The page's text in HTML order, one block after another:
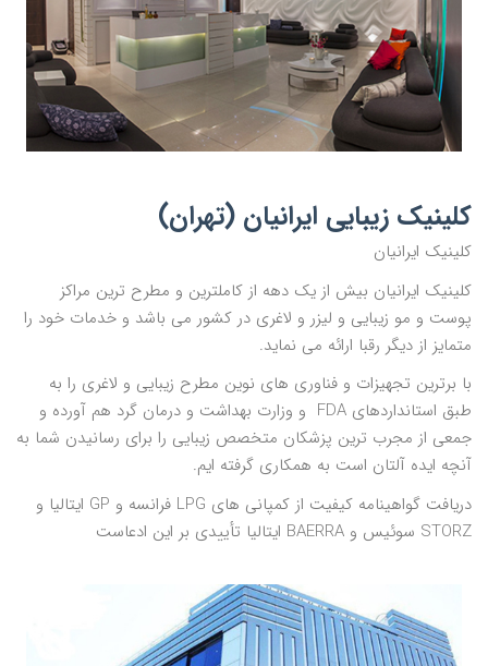
کلینیک زیبایی ایرانیان (تهران)
کلینیک ایرانیان
کلینیک ایرانیان بیش از یک دهه از کاملترین و مطرح ترین مراکز
پوست و مو زیبایی و لیزر و لاغری در کشور می باشد و خدمات خود را
متمایز از دیگر رقبا ارائه می نماید.
با برترین تجهیزات و فناوری های نوین مطرح زیبایی و لاغری را به
طبق استانداردهای FDA و وزارت بهداشت و درمان گرد هم آورده و
جمعی از مجرب ترین پزشکان متخصص زیبایی را برای رسانیدن شما به
آنچه ایده آلتان است به همکاری گرفته ایم.
دریافت گواهینامه کیفیت از کمپانی های LPG فرانسه و GP ایتالیا و
STORZ سوئیس و BAERRA ايتاليا تأييدی بر این ادعاست